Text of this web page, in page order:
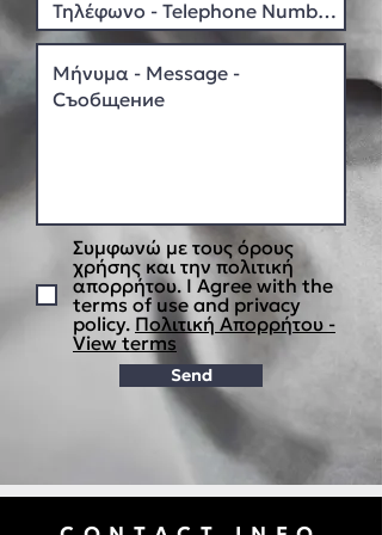
Συμφωνώ με τους όρους
χρήσης και την πολιτική
απορρήτου. I Agree with the
terms of use and privacy
policy. Πολιτική Απορρήτου -
View terms
Send